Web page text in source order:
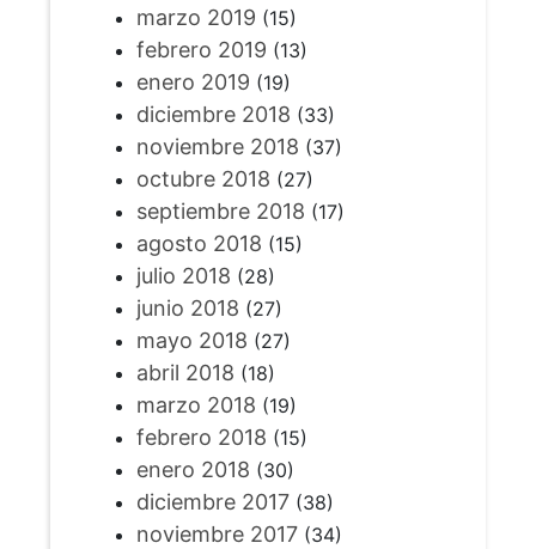
marzo 2019 (15)
febrero 2019 (13)
enero 2019 (19)
diciembre 2018 (33)
noviembre 2018 (37)
octubre 2018 (27)
septiembre 2018 (17)
agosto 2018 (15)
julio 2018 (28)
junio 2018 (27)
mayo 2018 (27)
abril 2018 (18)
marzo 2018 (19)
febrero 2018 (15)
enero 2018 (30)
diciembre 2017(38)
noviembre 2017(34)